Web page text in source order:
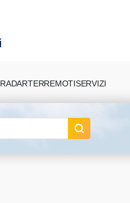
RADARTERREMOTISERVIZI